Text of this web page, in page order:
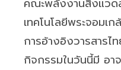
คณะพลังงานสิ่งแวด
เทคโนโลยีพระจอมเ
การอ้างอิงวารสารไ
กิจกรรมในวันนี้มี อ